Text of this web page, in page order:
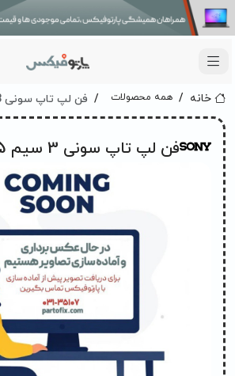
خانه همه محصولات فن لپ تاپ سونی 3 سیم SVT13-SVT15
فن لپ تاپ سونی 3 سیم SVT13-SVT15